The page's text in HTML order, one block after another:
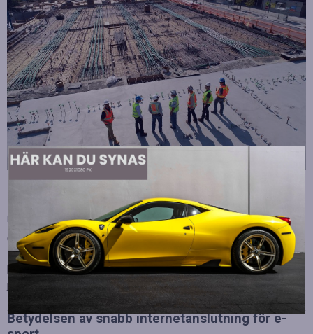
juli 10, 2026
OHLA Sverige stärker sin ledningsgrupp genom att anställa
Malin Bergman som HR-chef och María Vazquez som
biträdande ekonomichef. Båda började sina nya tjänster den 1
juni 2026 och kommer att…
Betydelsen av snabb internetanslutning för e-